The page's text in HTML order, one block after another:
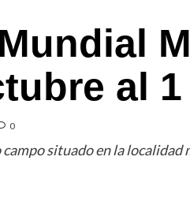
al
0
situado en la localidad